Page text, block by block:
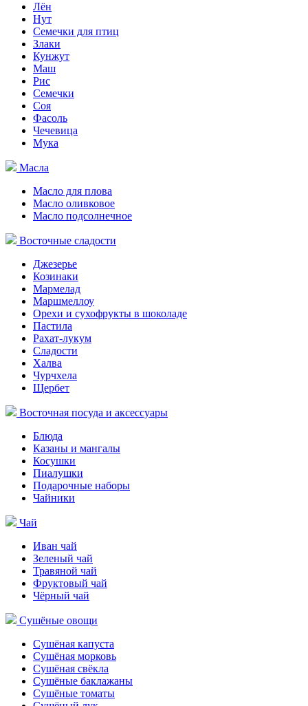
Лён
Нут
Семечки для птиц
Злаки
Кунжут
Маш
Рис
Семечки
Соя
Фасоль
Чечевица
Мука
Масла
Масло для плова
Масло оливковое
Масло подсолнечное
Восточные сладости
Джезерье
Козинаки
Мармелад
Маршмеллоу
Орехи и сухофрукты в шоколаде
Пастила
Рахат-лукум
Сладости
Халва
Чурчхела
Щербет
Восточная посуда и аксессуары
Блюда
Казаны и мангалы
Косушки
Пиалушки
Подарочные наборы
Чайники
Чай
Иван чай
Зеленый чай
Травяной чай
Фруктовый чай
Чёрный чай
Сушёные овощи
Сушёная капуста
Сушёная морковь
Сушёная свёкла
Сушёные баклажаны
Сушёные томаты